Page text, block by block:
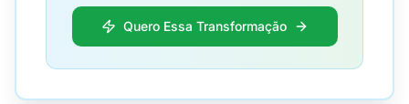
Quero Essa Transformação